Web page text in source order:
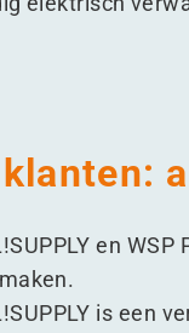
klanten:
en
is een